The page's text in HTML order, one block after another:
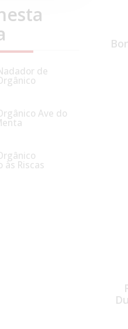
de
Ave do
às Riscas